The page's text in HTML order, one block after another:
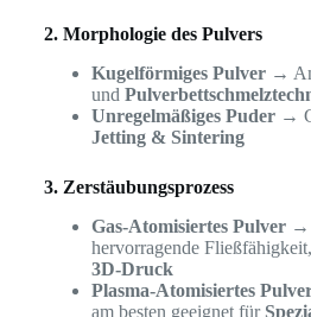
2. Morphologie des Pulvers
Kugelförmiges Pulver→
und
Unregelmäßiges Puder→
Jetting & Sintering
3. Zerstäubungsprozess
Gas-Atomisiertes Pulver→
hervorragende
3D-Druck
Plasma-Atomisiertes
am besten geeignet für